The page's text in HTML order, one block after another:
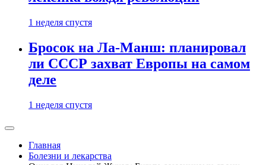
1 неделя спустя
Бросок на Ла-Манш: планировал
ли СССР захват Европы на самом
деле
1 неделя спустя
Главная
Болезни и лекарства